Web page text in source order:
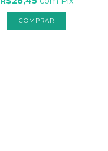
COMPRAR